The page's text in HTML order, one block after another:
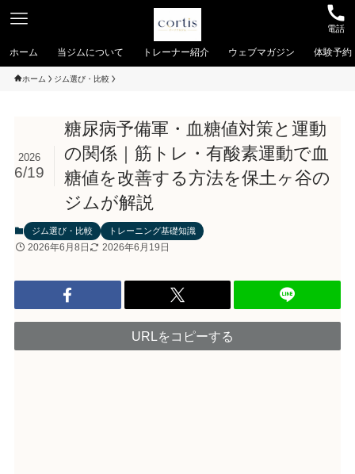
電話
ホーム 当ジムについて トレーナー紹介 ウェブマガジン 体験予約
ホーム ジム選び・比較
糖尿病予備軍・血糖値対策と運動
の関係｜筋トレ・有酸素運動で血
糖値を改善する方法を保土ヶ谷の
ジムが解説
2026
6/19
ジム選び・比較 トレーニング基礎知識
2026年6月8日 2026年6月19日
URLをコピーする